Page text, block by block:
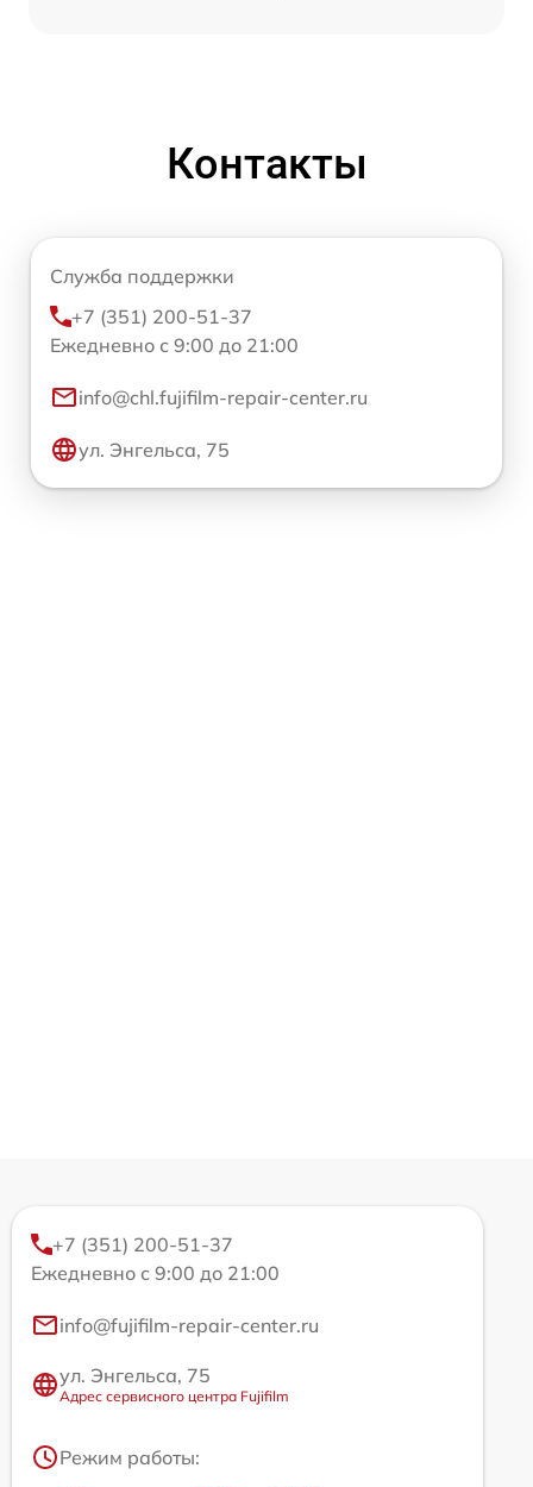
Контакты
Служба поддержки
+7 (351) 200-51-37
Ежедневно с 9:00 до 21:00
info@chl.fujifilm-repair-center.ru
ул. Энгельса, 75
+7 (351) 200-51-37
Ежедневно с 9:00 до 21:00
info@fujifilm-repair-center.ru
ул. Энгельса, 75
Адрес сервисного центра Fujifilm
Режим работы: